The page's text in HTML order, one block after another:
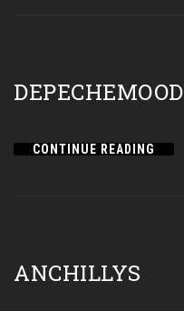
DEPECHEMOOD
CONTINUE READING
ANCHILLYS